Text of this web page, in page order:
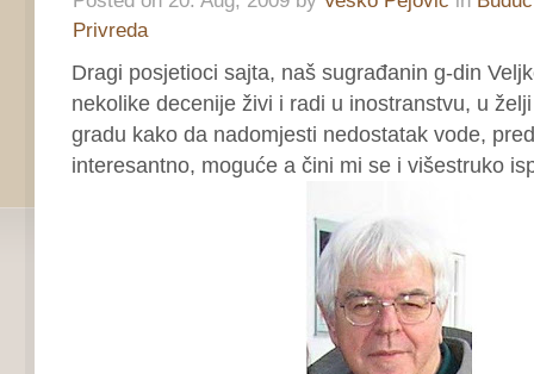
Privreda
Dragi posjetioci sajta, naš sugrađanin g-din
nekolike decenije živi i radi u inostranstvu, u
gradu kako da nadomjesti nedostatak vode,
interesantno, moguće a čini mi se i višestruko